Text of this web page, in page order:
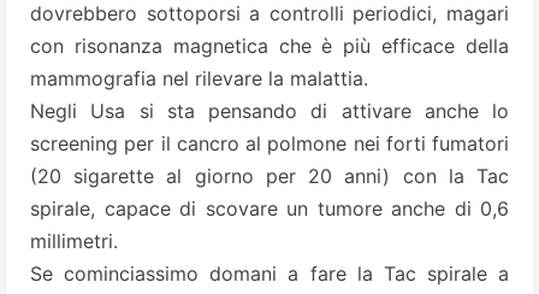
dovrebbero sottoporsi a controlli periodici, magari
con risonanza magnetica che è più efficace della
mammografia nel rilevare la malattia.
Negli Usa si sta pensando di attivare anche lo
screening per il cancro al polmone nei forti fumatori
(20 sigarette al giorno per 20 anni) con la Tac
spirale, capace di scovare un tumore anche di 0,6
millimetri.
Se cominciassimo domani a fare la Tac spirale a